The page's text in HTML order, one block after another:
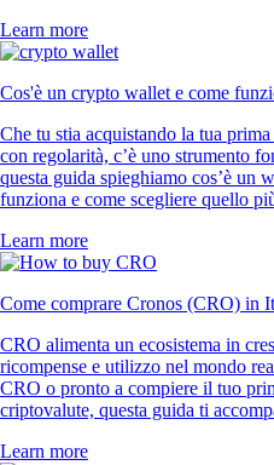
Learn more
Cos'è un crypto wallet e come
Che tu stia acquistando la tua
con regolarità, c’è uno strumento
questa guida spieghiamo cos’è un
funziona e come scegliere quello
Learn more
Come comprare Cronos (CRO) in
CRO alimenta un ecosistema in
ricompense e utilizzo nel mondo
CRO o pronto a compiere il tuo
criptovalute, questa guida ti
Learn more